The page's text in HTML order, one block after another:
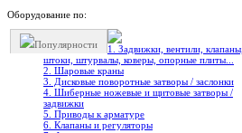
Оборудование по:
Популярности
1. Задвижки, вентили, клапаны,
штоки, штурвалы, коверы, опорные плиты...
2. Шаровые краны
3. Дисковые поворотные затворы / заслонки
4. Шиберные ножевые и щитовые затворы /
задвижки
5. Приводы к арматуре
6. Клапаны и регуляторы